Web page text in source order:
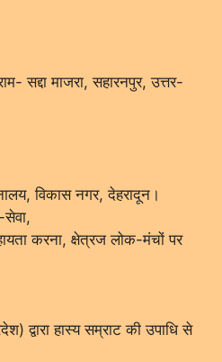
सद्दा माजरा, सहारनपुर, उत्तर-
विकास नगर, देहरादून।
सेवा,
करना, क्षेत्रज लोक-मंचों पर
द्वारा हास्य सम्राट की उपाधि से